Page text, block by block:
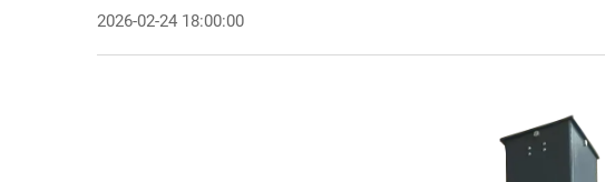
2026-02-24 18:00:00